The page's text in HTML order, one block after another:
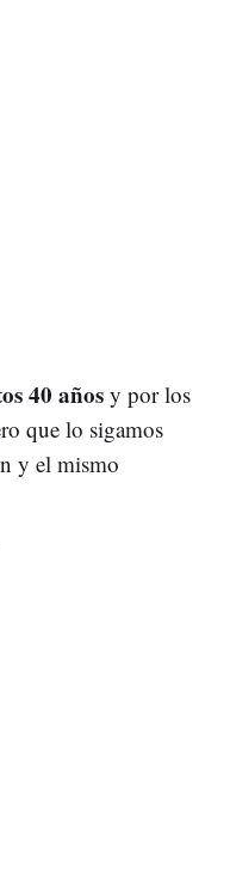
40 añosy por los
que lo sigamos
y el mismo